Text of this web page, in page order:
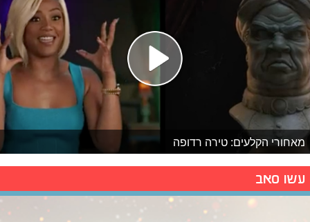
מאחורי הקלעים: טירה רדופה
עשו סאב